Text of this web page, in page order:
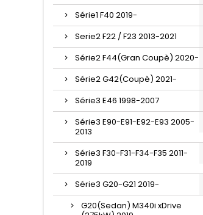
Série1 F40 2019-
Serie2 F22 / F23 2013-2021
Série2 F44(Gran Coupè) 2020-
Série2 G42(Coupè) 2021-
Série3 E46 1998-2007
Série3 E90-E91-E92-E93 2005-
2013
Série3 F30-F31-F34-F35 2011-
2019
Série3 G20-G21 2019-
G20(Sedan) M340i xDrive